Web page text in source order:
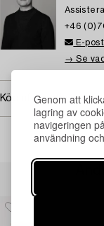
Genom att
lagring av
navigeringen
användning
+46
E-post
→ Se
Köpinformation